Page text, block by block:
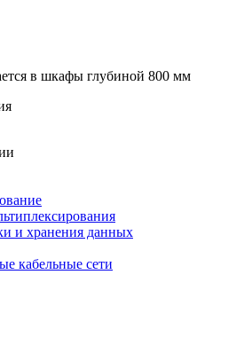
в шкафы глубиной 800 мм
и хранения данных
кабельные сети